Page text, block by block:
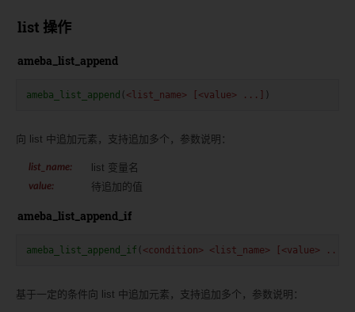
list 操作
ameba_list_append
ameba_list_append <list_name> [<value> ...] )
向 list 中追加元素，支持追加多个，参数说明：
list_name: list 变量名
value: 待追加的值
ameba_list_append_if
ameba_list_append_if <condition> <list_name> [<value> ...]
基于一定的条件向 list 中追加元素，支持追加多个，参数说明：